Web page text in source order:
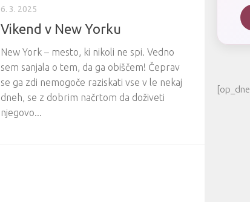
6. 3. 2025
Vikend v New Yorku
New York – mesto, ki nikoli ne spi. Vedno
sem sanjala o tem, da ga obiščem! Čeprav
se ga zdi nemogoče raziskati vse v le nekaj
dneh, se z dobrim načrtom da doživeti
njegovo...